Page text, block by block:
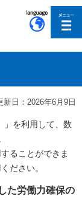
新日：2026年6月9日
」を利用して、数
ることができま
ださい。
た労働力確保の